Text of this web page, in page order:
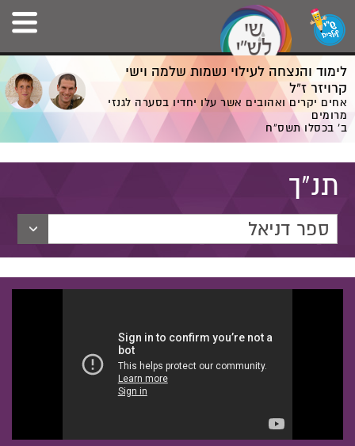
לימוד והנצחה לעילוי נשמות שלמה וישי
קרויזר ז”ל
אחים יקרים ואהובים אשר עלו יחדיו בסערה לגנזי
מרומים
ב' בכסלו תשס”ח
תנ"ך
ספר דניאל